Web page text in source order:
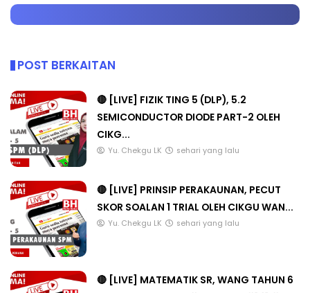
POST BERKAITAN
🔴 [LIVE] FIZIK TING 5 (DLP), 5.2
SEMICONDUCTOR DIODE PART-2 OLEH
CIKG...
Yu. Chekgu LK sehari yang lalu
🔴 [LIVE] PRINSIP PERAKAUNAN, PECUT
SKOR SOALAN 1 TRIAL OLEH CIKGU WAN...
Yu. Chekgu LK sehari yang lalu
🔴 [LIVE] MATEMATIK SR, WANG TAHUN 6